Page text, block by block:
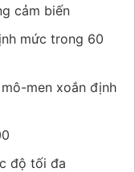
cảm biến
mức trong 60
men xoắn định
độ tối đa